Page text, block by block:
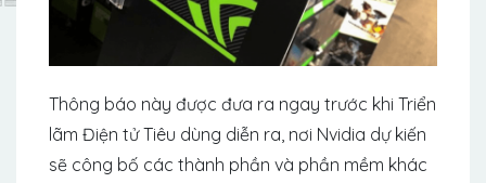
Thông báo này được đưa ra ngay trước khi Triển
lãm Điện tử Tiêu dùng diễn ra, nơi Nvidia dự kiến
sẽ công bố các thành phần và phần mềm khác